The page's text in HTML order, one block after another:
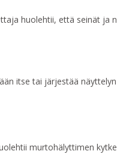
huolehtii, että seinät ja
itse tai järjestää
murtohälyttimen